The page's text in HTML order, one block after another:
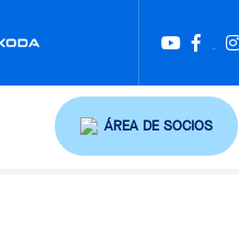
ÁREA DE SOCIOS